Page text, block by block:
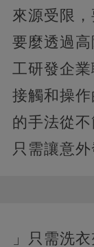
來源受限
要麼透過
工研發企
接觸和操
的手法從
只需讓意外
」只需洗